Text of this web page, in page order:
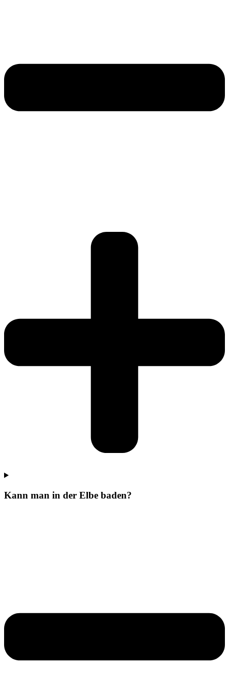
Kann man in der Elbe baden?